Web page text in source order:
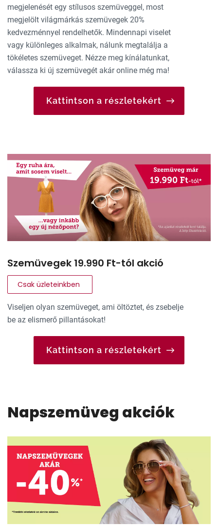
megjelenését egy stílusos szemüveggel, most
megjelölt világmárkás szemüvegek 20%
kedvezménnyel rendelhetők. Mindennapi viselet
vagy különleges alkalmak, nálunk megtalálja a
tökéletes szemüveget. Nézze meg kínálatunkat,
válassza ki új szemüvegét akár online még ma!
Kattintson a részletekért
Szemüvegek 19.990 Ft-tól akció
Csak üzleteinkben
Viseljen olyan szemüveget, ami öltöztet, és zsebelje
be az elismerő pillantásokat!
Kattintson a részletekért
Napszemüveg akciók